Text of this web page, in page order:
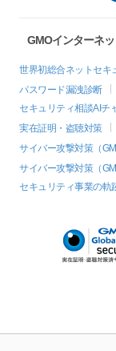
GMOインターネ
世界初総合ネットセキ
パスワード漏洩診断
セキュリティ相談AIチ
実在証明・盗聴対策
サイバー攻撃対策（
サイバー攻撃対策（
セキュリティ事業の軌